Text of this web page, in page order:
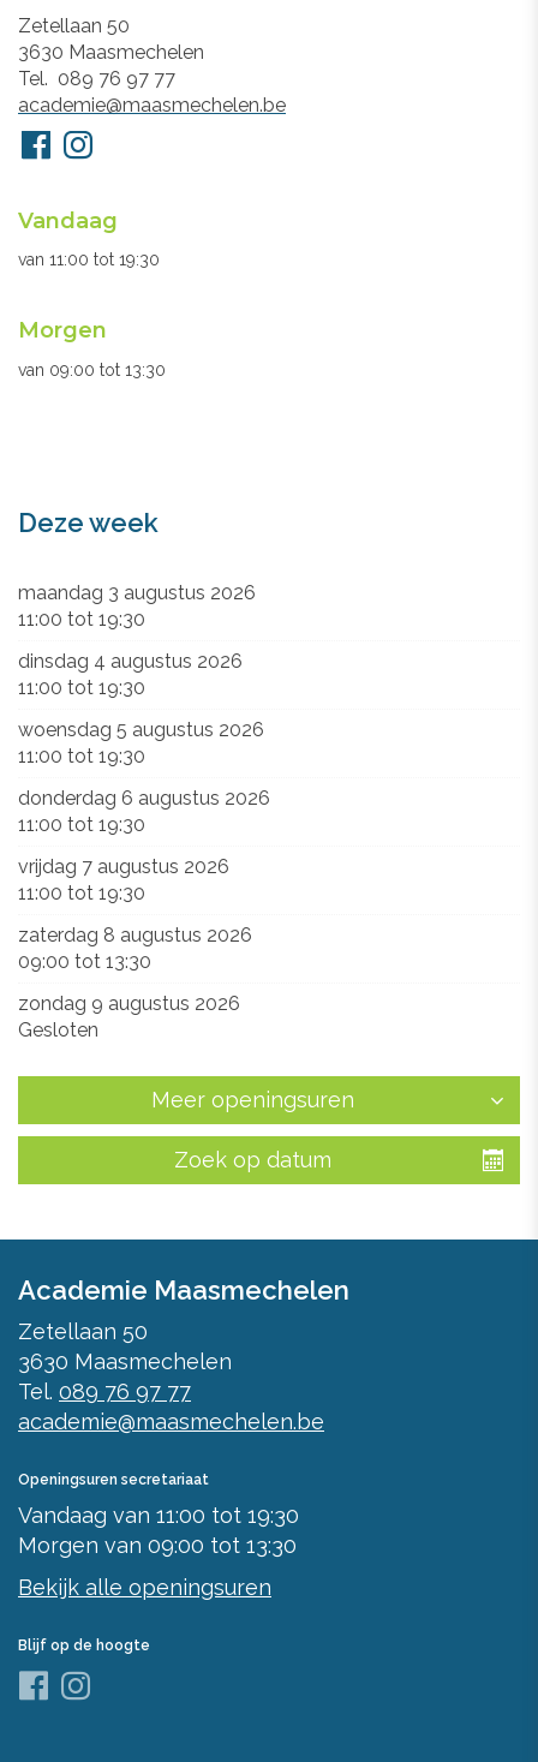
Adres
Zetellaan 50
3630 Maasmechelen
Tel.
089 76 97 77
E-
mail
academie@maasmechelen.be
Volg
ons
FacebookInstagram
Openingsuren
secretariaat
Vandaag
van 11:00 tot 19:30
Morgen
van 09:00 tot 13:30
Deze week
maandag 3 augustus 2026
11:00 tot 19:30
dinsdag 4 augustus 2026
11:00 tot 19:30
woensdag 5 augustus 2026
11:00 tot 19:30
donderdag 6 augustus 2026
11:00 tot 19:30
vrijdag 7 augustus 2026
11:00 tot 19:30
zaterdag 8 augustus 2026
09:00 tot 13:30
zondag 9 augustus 2026
Gesloten
Meer openingsuren
Zoek op datum
Academie Maasmechelen
Zetellaan 50
3630 Maasmechelen
Tel. 089 76 97 77
academie@maasmechelen.be
Openingsuren secretariaat
Vandaag van 11:00 tot 19:30
Morgen van 09:00 tot 13:30
Bekijk alle openingsuren
Blijf op de hoogte
Facebook
Instagram